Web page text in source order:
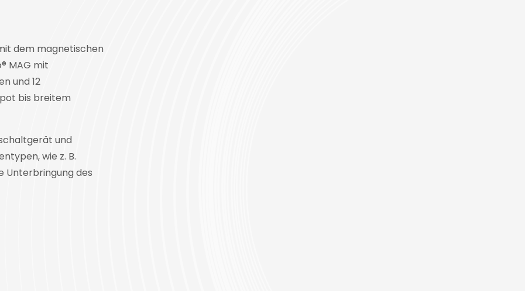
dem magnetischen
MAG mit
und 12
bis breitem
und
wie z. B.
Unterbringung des